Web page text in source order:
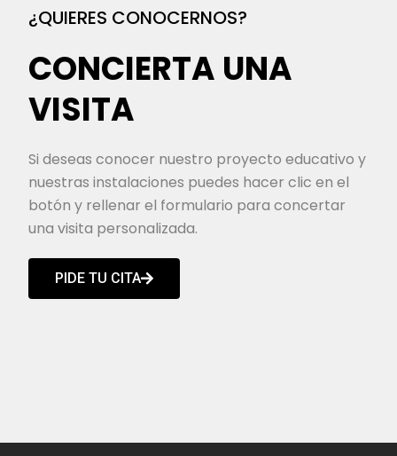
¿QUIERES CONOCERNOS?
CONCIERTA UNA
VISITA
Si deseas conocer nuestro proyecto educativo y
nuestras instalaciones puedes hacer clic en el
botón y rellenar el formulario para concertar
una visita personalizada.
PIDE TU CITA